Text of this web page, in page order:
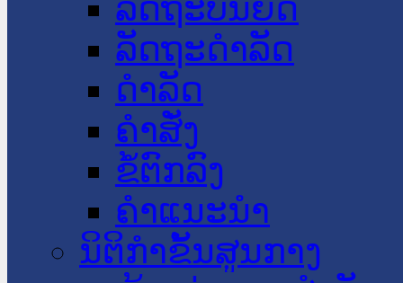
ລັດຖະບັນຍັດ
ລັດຖະດໍາລັດ
ດໍາລັດ
ຄໍາສັ່ງ
ຂໍ້ຕົກລົງ
ຄໍາແນະນໍາ
ນິຕິກຳຂັ້ນສູນກາງ